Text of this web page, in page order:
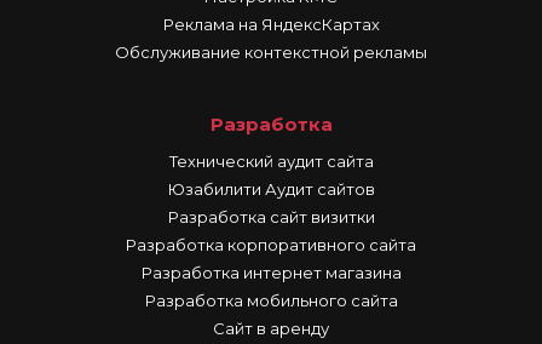
Реклама на ЯндексКартах
Обслуживание контекстной рекламы
Разработка
Технический аудит сайта
Юзабилити Аудит сайтов
Разработка сайт визитки
Разработка корпоративного сайта
Разработка интернет магазина
Разработка мобильного сайта
Сайт в аренду